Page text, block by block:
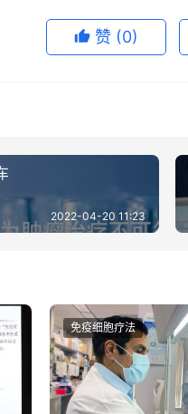
赞 (0)
2022-04-20 11:23
免疫细胞疗法